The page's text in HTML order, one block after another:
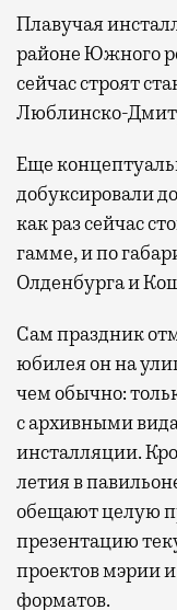
Плавучая
районе Южного
сейчас строят
Люблинско-
Еще
добуксировали
как раз сейчас
гамме, и по
Олденбурга и
Сам праздник
юбилея он на
чем обычно:
с архивными
инсталляции.
летия в
обещают целую
презентацию
проектов мэрии
форматов.